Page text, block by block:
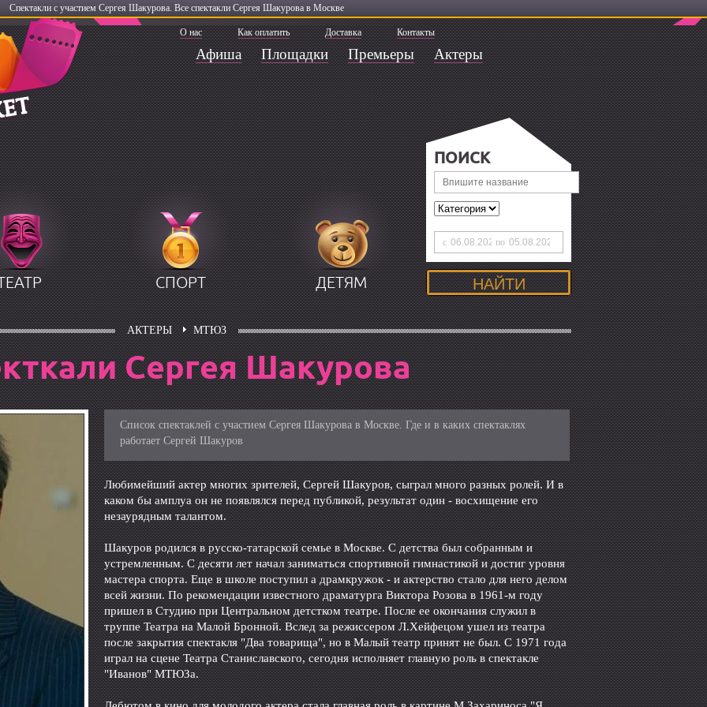
Спектакли с участием Сергея Шакурова. Все спектакли Сергея Шакурова в Москве
О нас Как оплатить Доставка Контакты
Афиша Площадки Премьеры Актеры
СПОРТ ДЕТЯМ
ПОИСК
с по
АКТЕРЫ МТЮЗ
Сергея Шакурова
Список спектаклей с участием Сергея Шакурова в Москве. Где и в каких спектаклях
работает Сергей Шакуров
Любимейший актер многих зрителей, Сергей Шакуров, сыграл много разных ролей. И в
каком бы амплуа он не появлялся перед публикой, результат один - восхищение его
незаурядным талантом.
Шакуров родился в русско-татарской семье в Москве. С детства был собранным и
устремленным. С десяти лет начал заниматься спортивной гимнастикой и достиг уровня
мастера спорта. Еще в школе поступил а драмкружок - и актерство стало для него делом
всей жизни. По рекомендации известного драматурга Виктора Розова в 1961-м году
пришел в Студию при Центральном детстком театре. После ее окончания служил в
труппе Театра на Малой Бронной. Вслед за режиссером Л.Хейфецом ушел из театра
после закрытия спектакля "Два товарища", но в Малый театр принят не был. С 1971 года
играл на сцене Театра Станиславского, сегодня исполняет главную роль в спектакле
"Иванов" МТЮЗа.